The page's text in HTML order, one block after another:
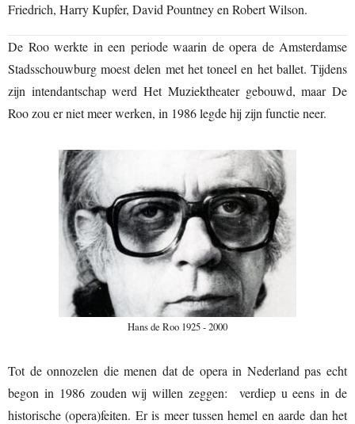
Friedrich, Harry Kupfer, David Pountney en Robert Wilson.
De Roo werkte in een periode waarin de opera de Amsterdamse
Stadsschouwburg moest delen met het toneel en het ballet. Tijdens
zijn intendantschap werd Het Muziektheater gebouwd, maar De
Roo zou er niet meer werken, in 1986 legde hij zijn functie neer.
Hans de Roo 1925 - 2000
Tot de onnozelen die menen dat de opera in Nederland pas echt
begon in 1986 zouden wij willen zeggen: verdiep u eens in de
historische (opera)feiten. Er is meer tussen hemel en aarde dan het